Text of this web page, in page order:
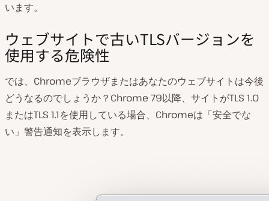
います。
ウェブサイトで古いTLSバージョンを
使用する危険性
では、Chromeブラウザまたはあなたのウェブサイトは今後
どうなるのでしょうか？Chrome 79以降、サイトがTLS 1.0
またはTLS 1.1を使用している場合、Chromeは「安全でな
い」警告通知を表示します。